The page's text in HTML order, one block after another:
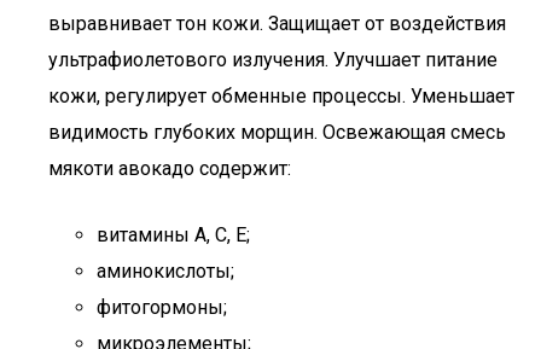
выравнивает тон кожи. Защищает от воздействия
ультрафиолетового излучения. Улучшает питание
кожи, регулирует обменные процессы. Уменьшает
видимость глубоких морщин. Освежающая смесь
мякоти авокадо содержит:
витамины А, С, Е;
аминокислоты;
фитогормоны;
микроэлементы;